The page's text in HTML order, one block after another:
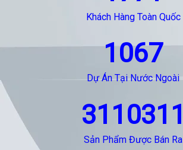
Khách Hàng Toàn Quốc
1067
Dự Án Tại Nước Ngoài
3110311
Sản Phẩm Được Bán Ra